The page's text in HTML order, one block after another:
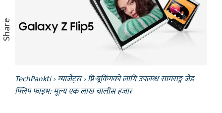
TechPankti›ग्याजेट्स›प्रि-बूकिंगको लागि उपलब्ध सामसङ्ग जेड
फ्लिप फाइभ: मूल्य एक लाख चालीस हजार